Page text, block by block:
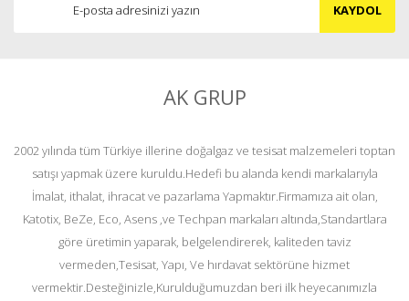
KAYDOL
AK GRUP
2002 yılında tüm Türkiye illerine doğalgaz ve tesisat malzemeleri toptan
satışı yapmak üzere kuruldu.Hedefi bu alanda kendi markalarıyla
İmalat, ithalat, ihracat ve pazarlama Yapmaktır.Firmamıza ait olan,
Katotix, BeZe, Eco, Asens ,ve Techpan markaları altında,Standartlara
göre üretimin yaparak, belgelendirerek, kaliteden taviz
vermeden,Tesisat, Yapı, Ve hırdavat sektörüne hizmet
vermektir.Desteğinizle,Kurulduğumuzdan beri ilk heyecanımızla